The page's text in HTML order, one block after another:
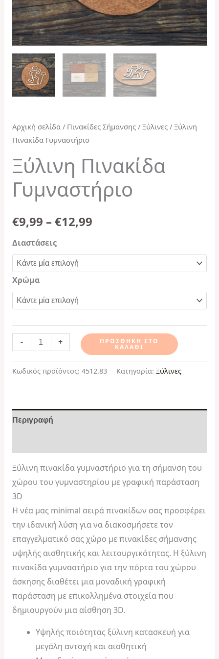
Αρχική σελίδα/ Πινακίδες Σήμανσης/ Ξύλινες/ Ξύλινη
Πινακίδα Γυμναστήριο
Ξύλινη Πινακίδα
Γυμναστήριο
€9,99 – €12,99
Διαστάσεις
Χρώμα
- + ΠΡΟΣΘΉΚΗ ΣΤΟ
ΚΑΛΆΘΙ
Κωδικός προϊόντος: 4512.83 Κατηγορία: Ξύλινες
Περιγραφή
Ξύλινη πινακίδα γυμναστήριο για τη σήμανση του
χώρου του γυμναστηρίου με γραφική παράσταση
3D
Η νέα μας minimal σειρά πινακίδων σας προσφέρει
την ιδανική λύση για να διακοσμήσετε τον
επαγγελματικό σας χώρο με πινακίδες σήμανσης
υψηλής αισθητικής και λειτουργικότητας. Η ξύλινη
πινακίδα γυμναστήριο για την πόρτα του χώρου
άσκησης διαθέτει μια μοναδική γραφική
παράσταση με επικολλημένα στοιχεία που
δημιουργούν μια αίσθηση 3D.
Υψηλής ποιότητας ξύλινη κατασκευή για
μεγάλη αντοχή και αισθητική